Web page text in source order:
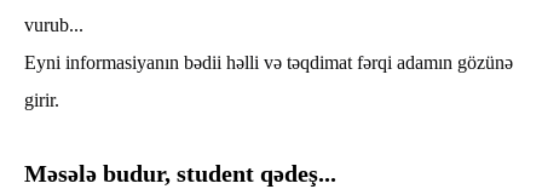
vurub...
Eyni informasiyanın bədii həlli və təqdimat fərqi adamın gözünə
girir.
Məsələ budur, student qədeş...